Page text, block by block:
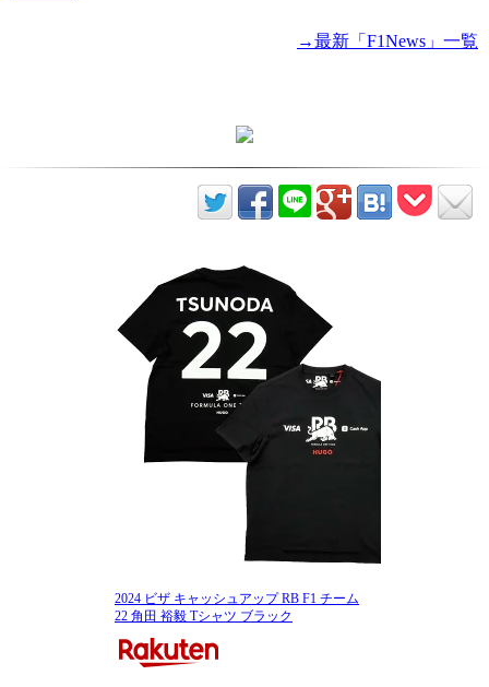
→最新「F1News」一覧
2024 ビザ キャッシュアップ RB F1 チーム
22 角田 裕毅 Tシャツ ブラック